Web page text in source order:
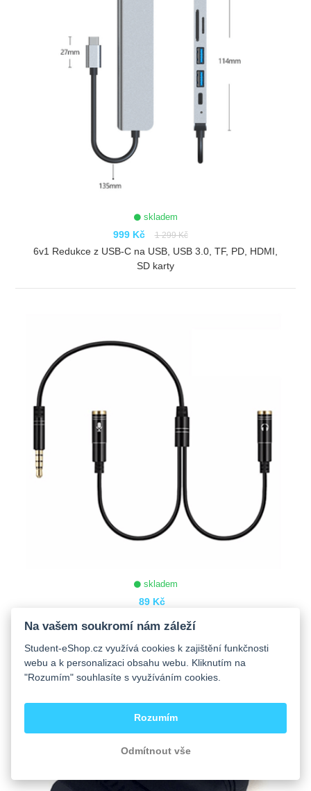
skladem
999 Kč 1 299 Kč
6v1 Redukce z USB-C na USB, USB 3.0, TF, PD, HDMI,
SD karty
skladem
89 Kč
ZOBRAZIT
mikrofon s Audio Jack 3.5 mm konektorem černá
Na vašem soukromí nám záleží
Student-eShop.cz využívá cookies k zajištění funkčnosti
webu a k personalizaci obsahu webu. Kliknutím na
"Rozumím" souhlasíte s využíváním cookies.
Rozumím
Odmítnout vše